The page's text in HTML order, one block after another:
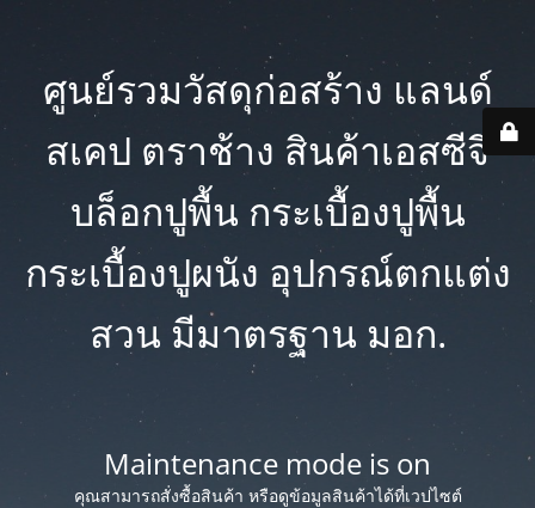
ศูนย์รวมวัสดุก่อสร้าง แลนด์
สเคป ตราช้าง สินค้าเอสซีจี
บล็อกปูพื้น กระเบื้องปูพื้น
กระเบื้องปูผนัง อุปกรณ์ตกแต่ง
สวน มีมาตรฐาน มอก.
Maintenance mode is on
คุณสามารถสั่งซื้อสินค้า หรือดูข้อมูลสินค้าได้ที่เวปไซต์